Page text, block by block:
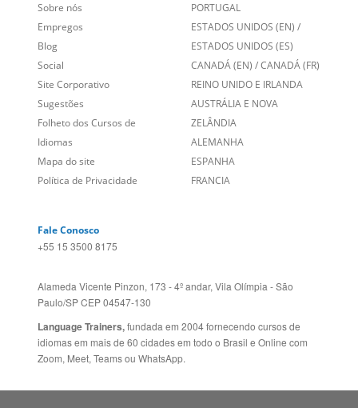
Sobre nós
Empregos
Blog
Social
Site Corporativo
Sugestões
Folheto dos Cursos de
Idiomas
Mapa do site
Política de Privacidade
PORTUGAL
ESTADOS UNIDOS (EN) /
ESTADOS UNIDOS (ES)
CANADÁ (EN) /CANADÁ (FR)
REINO UNIDO E IRLANDA
AUSTRÁLIA E NOVA
ZELÂNDIA
ALEMANHA
ESPANHA
FRANCIA
Fale Conosco
+55 15 3500 8175
Alameda Vicente Pinzon, 173 - 4º andar, Vila Olímpia - São
Paulo/SP CEP 04547-130
Language Trainers,fundada em 2004 fornecendo cursos de
idiomas em mais de 60 cidades em todo o Brasil e Online com
Zoom, Meet, Teams ou WhatsApp.